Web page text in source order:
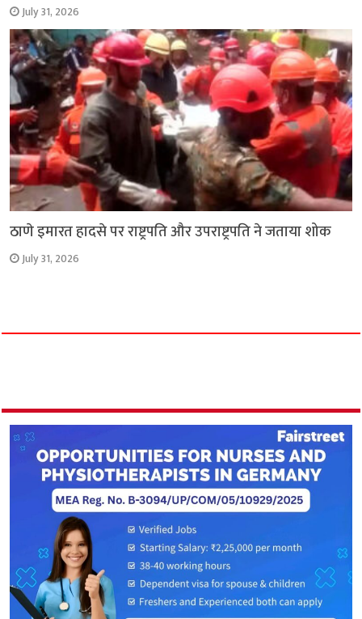
July 31, 2026
ठाणे इमारत हादसे पर राष्ट्रपति और उपराष्ट्रपति ने जताया शोक
July 31, 2026